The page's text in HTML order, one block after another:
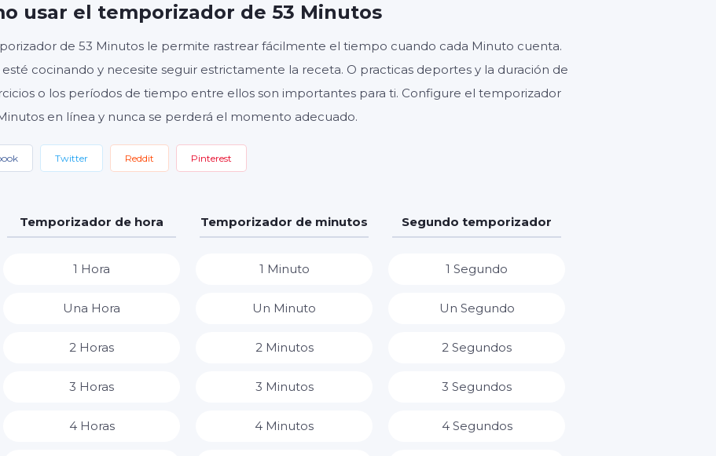
usar el temporizador de 53 Minutos
de 53 Minutos le permite rastrear fácilmente el tiempo cuando cada Minuto cuenta.
esté cocinando y necesite seguir estrictamente la receta. O practicas deportes y la duración de
o los períodos de tiempo entre ellos son importantes para ti. Configure el temporizador
en línea y nunca se perderá el momento adecuado.
Twitter Reddit Pinterest
Temporizador de hora
1 Hora
Una Hora
2 Horas
3 Horas
4 Horas
Temporizador de minutos
1 Minuto
Un Minuto
2 Minutos
3 Minutos
4 Minutos
Segundo temporizador
1 Segundo
Un Segundo
2 Segundos
3 Segundos
4 Segundos